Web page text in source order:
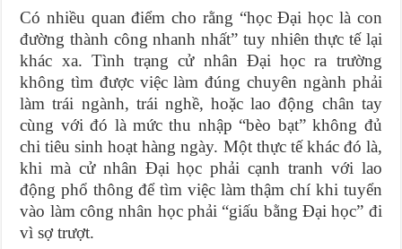
Có nhiều quan điểm cho rằng “học Đại học là con
đường thành công nhanh nhất” tuy nhiên thực tế lại
khác xa. Tình trạng cử nhân Đại học ra trường
không tìm được việc làm đúng chuyên ngành phải
làm trái ngành, trái nghề, hoặc lao động chân tay
cùng với đó là mức thu nhập “bèo bạt” không đủ
chi tiêu sinh hoạt hàng ngày. Một thực tế khác đó là,
khi mà cử nhân Đại học phải cạnh tranh với lao
động phổ thông để tìm việc làm thậm chí khi tuyển
vào làm công nhân học phải “giấu bằng Đại học” đi
vì sợ trượt.